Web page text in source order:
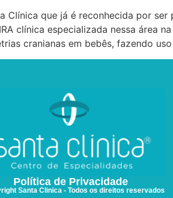
Clínica que já é reconhecida por
clínica especializada nessa área
cranianas em bebês, fazendo
Política de Privacidade
Santa Clinica - Todos os direitos reservados